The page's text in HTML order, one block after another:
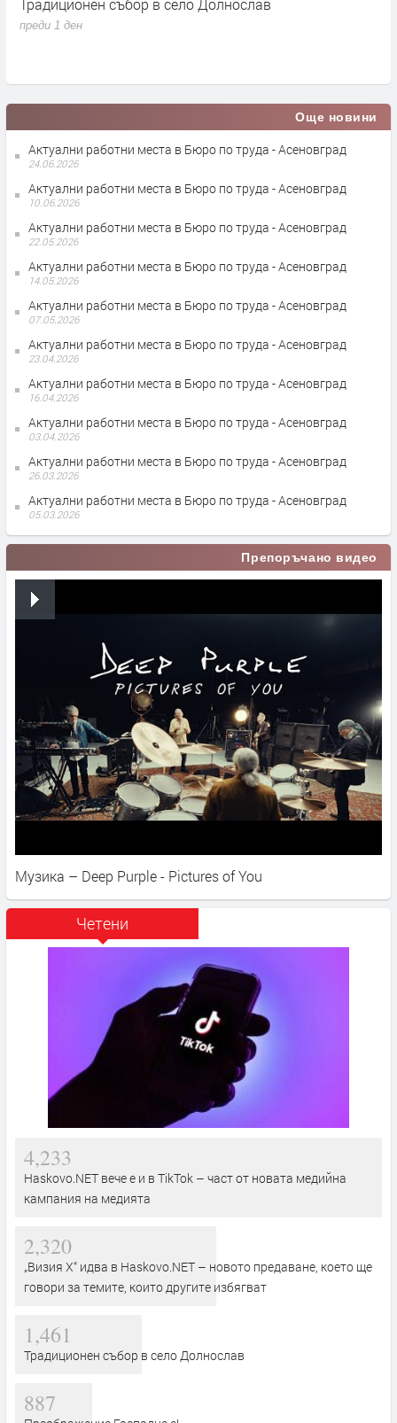
Традиционен събор в село Долнослав
преди 1 ден
Още новини
Актуални работни места в Бюро по труда - Асеновград
24.06.2026
Актуални работни места в Бюро по труда - Асеновград
10.06.2026
Актуални работни места в Бюро по труда - Асеновград
22.05.2026
Актуални работни места в Бюро по труда - Асеновград
14.05.2026
Актуални работни места в Бюро по труда - Асеновград
07.05.2026
Актуални работни места в Бюро по труда - Асеновград
23.04.2026
Актуални работни места в Бюро по труда - Асеновград
16.04.2026
Актуални работни места в Бюро по труда - Асеновград
03.04.2026
Актуални работни места в Бюро по труда - Асеновград
26.03.2026
Актуални работни места в Бюро по труда - Асеновград
05.03.2026
Препоръчано видео
Музика – Deep Purple - Pictures of You
Четени
4,233
Haskovo.NET вече е и в TikTok – част от новата медийна
кампания на медията
2,320
„Визия Х“ идва в Haskovo.NET – новото предаване, което ще
говори за темите, които другите избягват
1,461
Традиционен събор в село Долнослав
887